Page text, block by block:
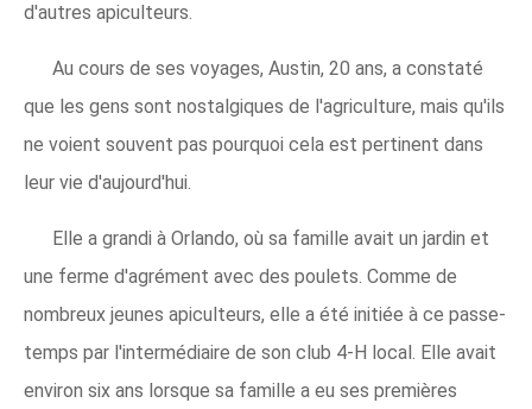
d'autres apiculteurs.
Au cours de ses voyages, Austin, 20 ans, a constaté
que les gens sont nostalgiques de l'agriculture, mais qu'ils
ne voient souvent pas pourquoi cela est pertinent dans
leur vie d'aujourd'hui.
Elle a grandi à Orlando, où sa famille avait un jardin et
une ferme d'agrément avec des poulets. Comme de
nombreux jeunes apiculteurs, elle a été initiée à ce passe-
temps par l'intermédiaire de son club 4-H local. Elle avait
environ six ans lorsque sa famille a eu ses premières